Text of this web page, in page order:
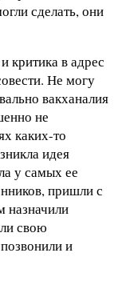
сделать, они
критика в адрес
Не могу
вакханалия
не
каких-то
идея
у самых ее
пришли с
назначили
свою
и